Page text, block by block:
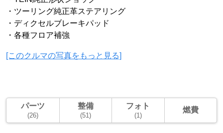
・ツーリング純正革ステアリング
・ディクセルブレーキパッド
・各種フロア補強
[このクルマの写真をもっと見る]
パーツ
(26)
整備
(51)
フォト
(1)
燃費